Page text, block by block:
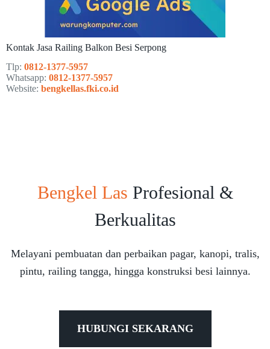
Kontak Jasa Railing Balkon Besi Serpong
Tlp: 0812-1377-5957
Whatsapp: 0812-1377-5957
Website: bengkellas.fki.co.id
Bengkel Las Profesional &
Berkualitas
Melayani pembuatan dan perbaikan pagar, kanopi, tralis,
pintu, railing tangga, hingga konstruksi besi lainnya.
HUBUNGI SEKARANG